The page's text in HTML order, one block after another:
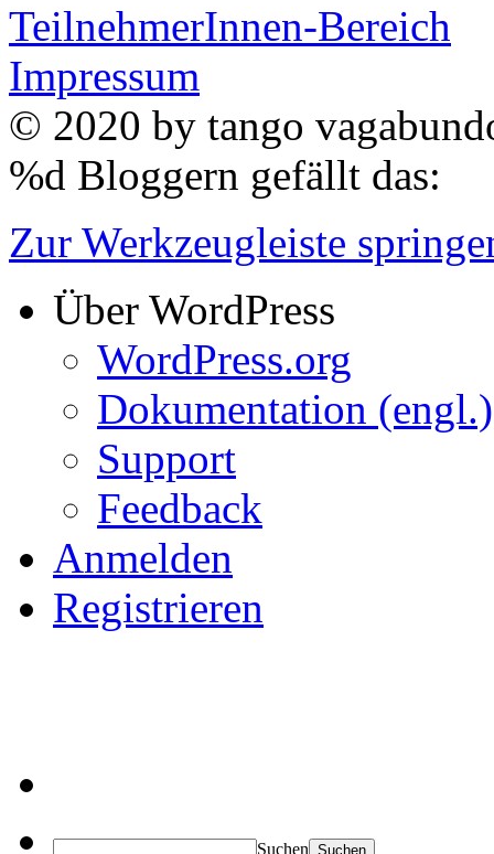
TeilnehmerInnen-Bereich
Impressum
© 2020 by tango
%d Bloggern gefällt das:
Zur Werkzeugleiste
Über WordPress
WordPress.org
Dokumentation (engl.)
Support
Feedback
Anmelden
Registrieren
Suchen